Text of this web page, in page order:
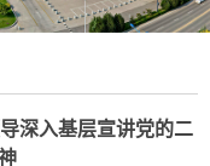
深入基层宣讲党的二